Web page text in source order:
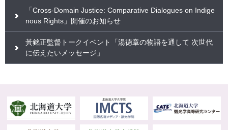
「Cross-Domain Justice: Comparative Dialogues on Indige
nous Rights」開催のお知らせ
黃銘正監督トークイベント「湯徳章の物語を通して 次世代
に伝えたいメッセージ」